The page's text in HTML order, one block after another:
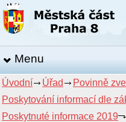
Menu
Úvodní Úřad
Povinně
Poskytování informací dle
Poskytnuté informace 2019